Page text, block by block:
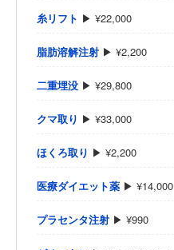
糸リフト ▶ ¥22,000
脂肪溶解注射 ▶ ¥2,200
二重埋没 ▶ ¥29,800
クマ取り ▶ ¥33,000
ほくろ取り ▶ ¥2,200
医療ダイエット薬 ▶ ¥14,000
プラセンタ注射 ▶ ¥990